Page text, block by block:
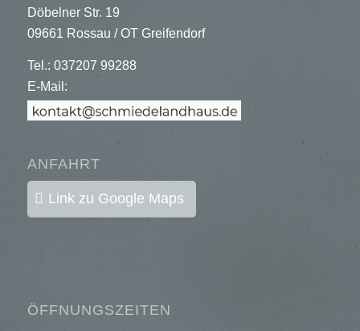
Döbelner Str. 19
09661 Rossau / OT Greifendorf
Tel.: 037207 99288
E-Mail:
ANFAHRT
Link zu Google Maps
ÖFFNUNGSZEITEN